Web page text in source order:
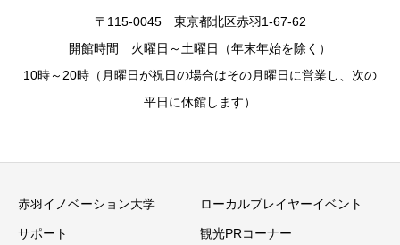
〒115-0045 東京都北区赤羽1-67-62
開館時間 火曜日～土曜日（年末年始を除く）
10時～20時（月曜日が祝日の場合はその月曜日に営業し、次の
平日に休館します）
赤羽イノベーション大学 ローカルプレイヤーイベント
サポート 観光PRコーナー